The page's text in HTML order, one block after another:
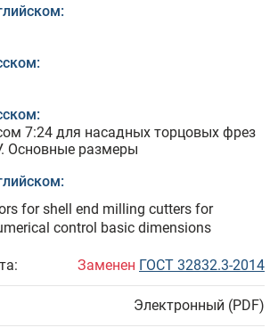
7:24 для насадных торцовых фрез
Основные размеры
for shell end milling cutters for
control basic dimensions
Заменен ГОСТ 32832.3-2014
Электронный (PDF)